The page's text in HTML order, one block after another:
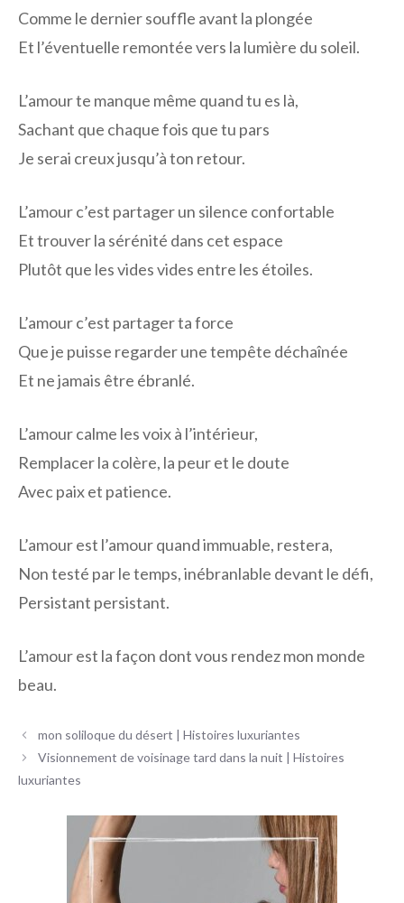
Comme le dernier souffle avant la plongée
Et l’éventuelle remontée vers la lumière du soleil.
L’amour te manque même quand tu es là,
Sachant que chaque fois que tu pars
Je serai creux jusqu’à ton retour.
L’amour c’est partager un silence confortable
Et trouver la sérénité dans cet espace
Plutôt que les vides vides entre les étoiles.
L’amour c’est partager ta force
Que je puisse regarder une tempête déchaînée
Et ne jamais être ébranlé.
L’amour calme les voix à l’intérieur,
Remplacer la colère, la peur et le doute
Avec paix et patience.
L’amour est l’amour quand immuable, restera,
Non testé par le temps, inébranlable devant le défi,
Persistant persistant.
L’amour est la façon dont vous rendez mon monde
beau.
Navigation
des
mon soliloque du désert | Histoires luxuriantes
Visionnement de voisinage tard dans la nuit | Histoires
luxuriantes